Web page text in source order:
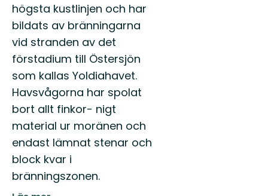
högsta kustlinjen och har
bildats av bränningarna
vid stranden av det
förstadium till Östersjön
som kallas Yoldiahavet.
Havsvågorna har spolat
bort allt finkor- nigt
material ur moränen och
endast lämnat stenar och
block kvar i
bränningszonen.